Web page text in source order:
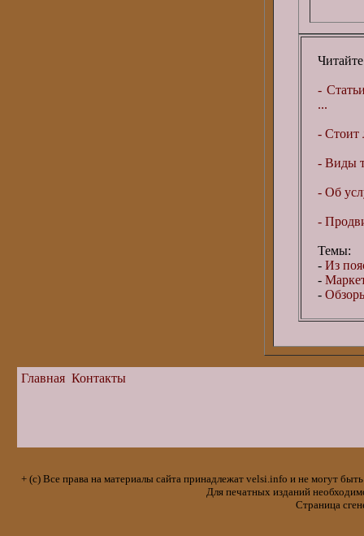
-
...
- Стоит
- Виды
- Об
-
Темы:
- Из
-
-
Главная Контакты
+ (с) Все права на материалы сайта принадлежат velsi.info и не могут
Для печатных изданий
Страница